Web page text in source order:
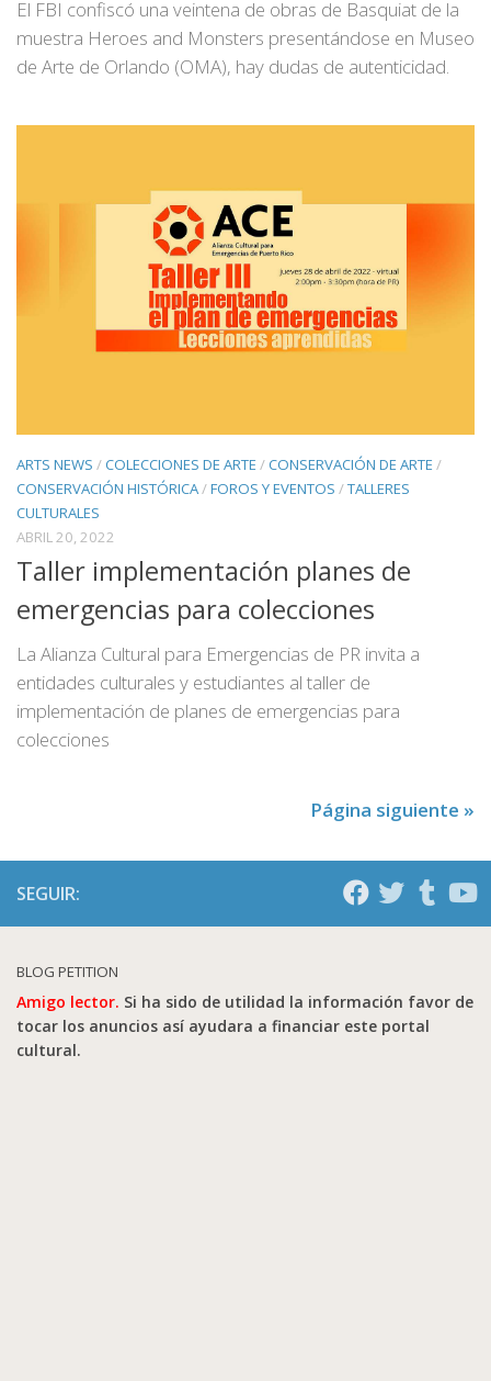
El FBI confiscó una veintena de obras de Basquiat de la
muestra Heroes and Monsters presentándose en Museo
de Arte de Orlando (OMA), hay dudas de autenticidad.
ARTS NEWS /COLECCIONES DE ARTE /CONSERVACIÓN DE ARTE /
CONSERVACIÓN HISTÓRICA /FOROS Y EVENTOS /TALLERES
CULTURALES
ABRIL 20, 2022
Taller implementación planes de
emergencias para colecciones
La Alianza Cultural para Emergencias de PR invita a
entidades culturales y estudiantes al taller de
implementación de planes de emergencias para
colecciones
Página siguiente »
SEGUIR:
BLOG PETITION
Amigo lector. Si ha sido de utilidad la información favor de
tocar los anuncios así ayudara a financiar este portal
cultural.